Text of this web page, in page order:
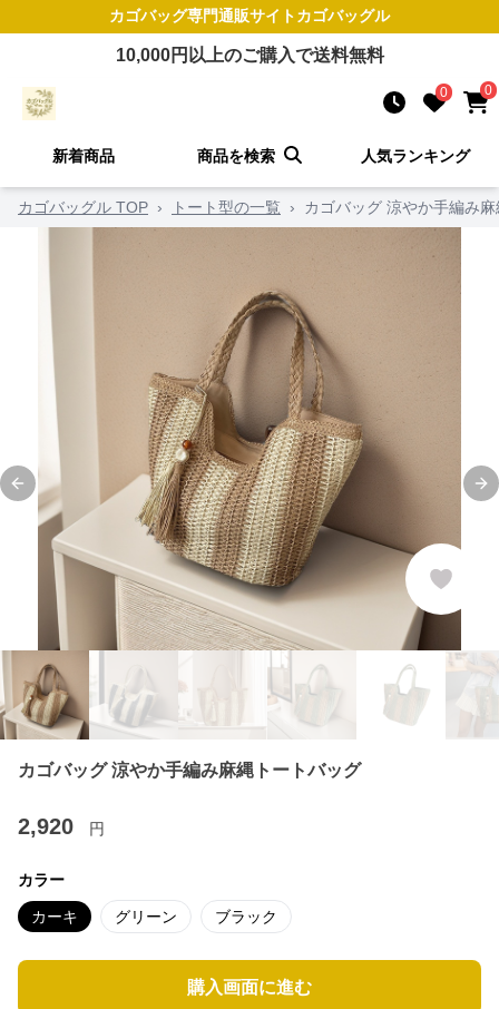
カゴバッグ専門通販サイトカゴバッグル
10,000円以上のご購入で送料無料
0 0
新着商品 商品を検索 人気ランキング
カゴバッグル TOP › トート型の一覧 › カゴバッグ 涼やか手編み
Previous slide
カゴバッグ 涼やか手編み麻縄トートバッグ
2,920 円
カラー
カーキ グリーン ブラック
購入画面に進む